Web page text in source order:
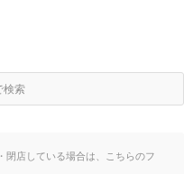
検索
閉店している場合は、こちらのフ